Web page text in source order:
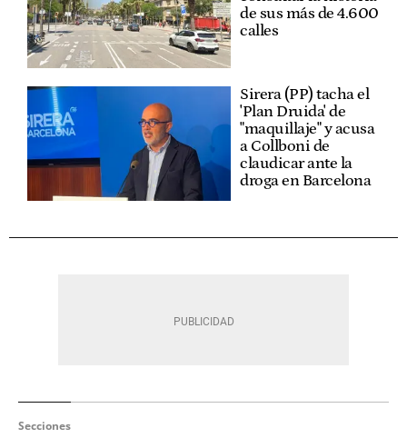
de sus más de 4.600
calles
Sirera (PP) tacha el
'Plan Druida' de
"maquillaje" y acusa
a Collboni de
claudicar ante la
droga en Barcelona
Secciones